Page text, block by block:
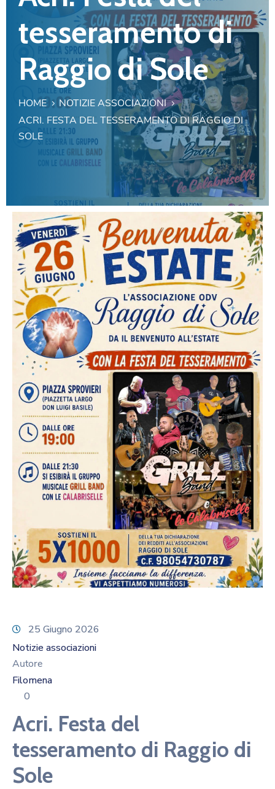
tesseramento di
Raggio di Sole
HOME
NOTIZIE ASSOCIAZIONI
ACRI. FESTA DEL TESSERAMENTO DI RAGGIO DI
SOLE
25 Giugno 2026
Notizie associazioni
Autore
Filomena
0
Acri. Festa del
tesseramento di Raggio di
Sole